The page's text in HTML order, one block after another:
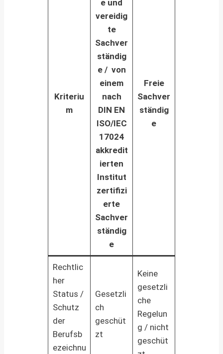
Kriteriu
m
e und
vereidig
te
Sachver
ständig
e / von
einem
nach
DIN EN
ISO/IEC
17024
akkredit
ierten
Institut
zertifizi
erte
Sachver
ständig
e
Freie
Sachver
ständig
e
Rechtlic
her
Status /
Schutz
der
Berufsb
ezeichnu
Gesetzli
ch
geschüt
zt
Keine
gesetzli
che
Regelun
g / nicht
geschüt